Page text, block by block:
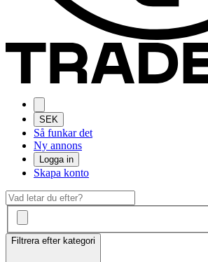
SEK
Så funkar det
Ny annons
Logga in
Skapa konto
Filtrera efter kategori